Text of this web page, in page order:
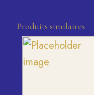
Produits similaires